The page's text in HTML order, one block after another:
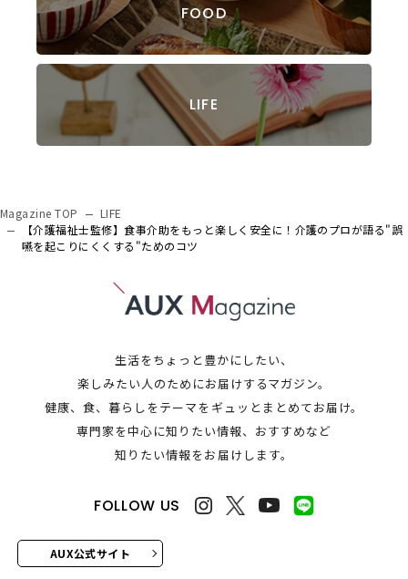
FOOD
LIFE
Magazine TOP
LIFE
【介護福祉士監修】食事介助をもっと楽しく安全に！介護のプロが語る"誤
嚥を起こりにくくする"ためのコツ
生活をちょっと豊かにしたい、
楽しみたい人のためにお届けするマガジン。
健康、食、暮らしをテーマをギュッとまとめてお届け。
専門家を中心に知りたい情報、おすすめなど
知りたい情報をお届けします。
FOLLOW US
AUX公式サイト